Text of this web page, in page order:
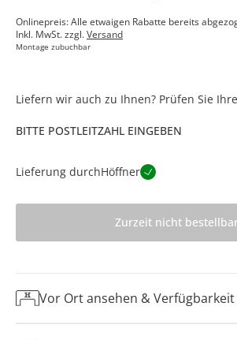
Onlinepreis: Alle etwaigen Rabatte bereits
Inkl. MwSt. zzgl.Versand
Montage zubuchbar
Liefern wir auch zu Ihnen? Prüfen Sie
BITTE POSTLEITZAHL EINGEBEN
Lieferung durchHöffner
Zurzeit nicht
Vor Ort ansehen &